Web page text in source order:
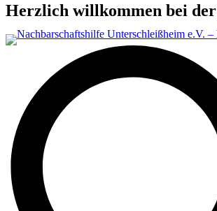
Herzlich willkommen bei der